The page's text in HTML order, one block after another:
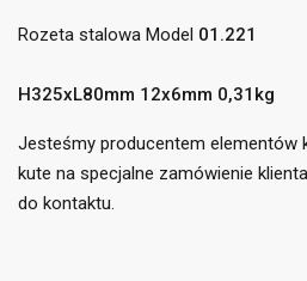
Dodaj do listy życzeń
Musisz być zalogowany by
((cancelText))
Rozeta stalowa Model 01.221
H325xL80mm 12x6mm 0,31kg
Jesteśmy producentem elementów
kute na specjalne zamówienie
do kontaktu.